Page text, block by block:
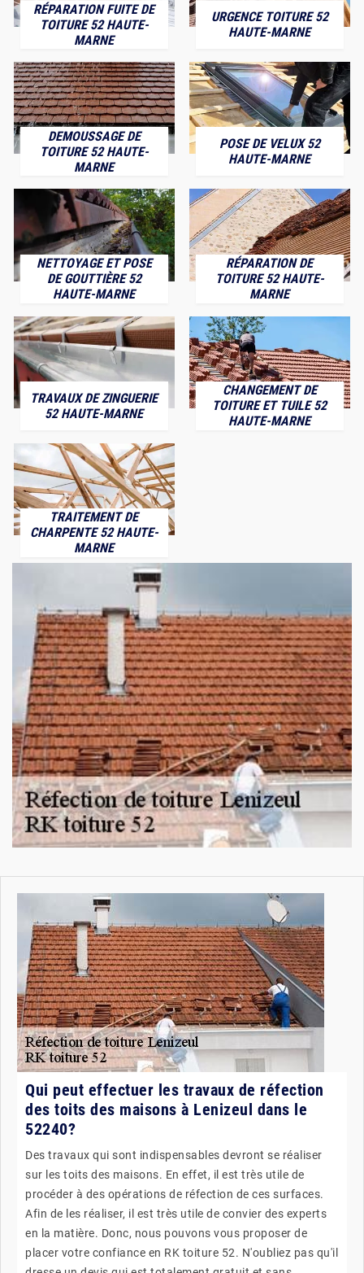
RÉPARATION FUITE DE
TOITURE 52 HAUTE-
MARNE
URGENCE TOITURE 52
HAUTE-MARNE
DEMOUSSAGE DE
TOITURE 52 HAUTE-
MARNE
POSE DE VELUX 52
HAUTE-MARNE
NETTOYAGE ET POSE
DE GOUTTIÈRE 52
HAUTE-MARNE
RÉPARATION DE
TOITURE 52 HAUTE-
MARNE
TRAVAUX DE ZINGUERIE
52 HAUTE-MARNE
CHANGEMENT DE
TOITURE ET TUILE 52
HAUTE-MARNE
TRAITEMENT DE
CHARPENTE 52 HAUTE-
MARNE
Qui peut effectuer les travaux de réfection
des toits des maisons à Lenizeul dans le
52240?
Des travaux qui sont indispensables devront se réaliser
sur les toits des maisons. En effet, il est très utile de
procéder à des opérations de réfection de ces surfaces.
Afin de les réaliser, il est très utile de convier des experts
en la matière. Donc, nous pouvons vous proposer de
placer votre confiance en RK toiture 52. N'oubliez pas qu'il